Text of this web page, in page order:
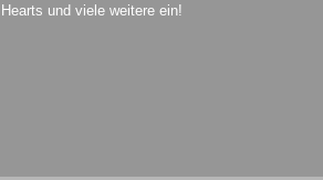
Hearts und viele weitere ein!